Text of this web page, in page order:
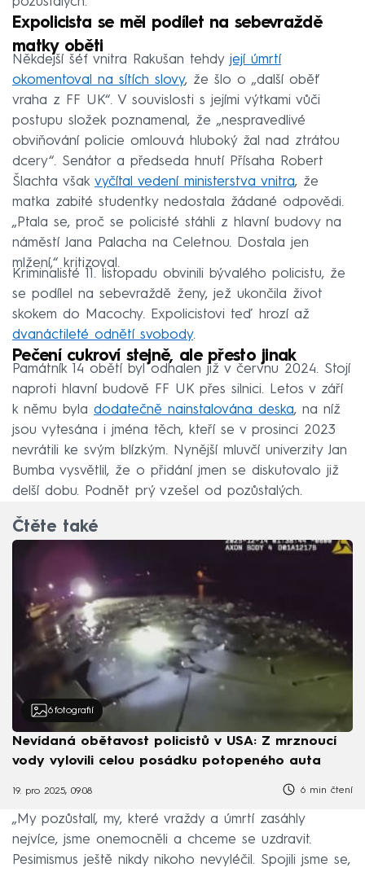
Expolicista se měl podílet na sebevraždě
matky oběti
Někdejší šéf vnitra Rakušan tehdy její úmrtí
okomentoval na sítích slovy, že šlo o „další oběť
vraha z FF UK“. V souvislosti s jejími výtkami vůči
postupu složek poznamenal, že „nespravedlivé
obviňování policie omlouvá hluboký žal nad ztrátou
dcery“. Senátor a předseda hnutí Přísaha Robert
Šlachta však vyčítal vedení ministerstva vnitra, že
matka zabité studentky nedostala žádané odpovědi.
„Ptala se, proč se policisté stáhli z hlavní budovy na
náměstí Jana Palacha na Celetnou. Dostala jen
mlžení,“ kritizoval.
Kriminalisté 11. listopadu obvinili bývalého policistu, že
se podílel na sebevraždě ženy, jež ukončila život
skokem do Macochy. Expolicistovi teď hrozí až
dvanáctileté odnětí svobody.
Pečení cukroví stejně, ale přesto jinak
Památník 14 obětí byl odhalen již v červnu 2024. Stojí
naproti hlavní budově FF UK přes silnici. Letos v září
k němu byla dodatečně nainstalována deska, na níž
jsou vytesána i jména těch, kteří se v prosinci 2023
nevrátili ke svým blízkým. Nynější mluvčí univerzity Jan
Bumba vysvětlil, že o přidání jmen se diskutovalo již
delší dobu. Podnět prý vzešel od pozůstalých.
Čtěte také
6 fotografií
Nevídaná obětavost policistů v USA: Z mrznoucí
vody vylovili celou posádku potopeného auta
19. pro 2025, 09:08 6 min čtení
„My pozůstalí, my, které vraždy a úmrtí zasáhly
nejvíce, jsme onemocněli a chceme se uzdravit.
Pesimismus ještě nikdy nikoho nevyléčil. Spojili jsme se,